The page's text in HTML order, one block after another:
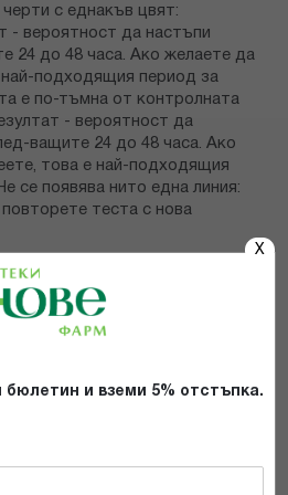
X
и вземи 5% отстъпка.
с еднакъв цвят:
- вероятност да настъпи
24 до 48 часа. Ако желаете да
подходящия период за
е по-тъмна от контролната
- вероятност да
ващите 24 до 48 часа. Ако
това е най-подходящия
се появява нито една линия:
теста с нова
следващите 4 дена по едно